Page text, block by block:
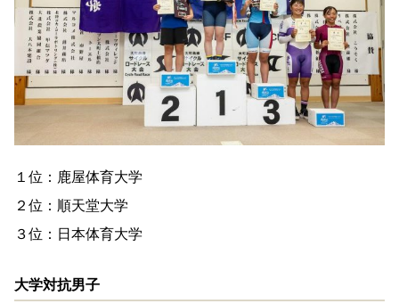
１位：鹿屋体育大学
２位：順天堂大学
３位：日本体育大学
大学対抗男子